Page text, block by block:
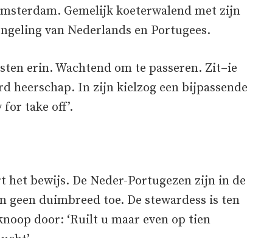
Gemelijk koeterwalend met zijn
van Nederlands en Portugees.
erin. Wachtend om te passeren. Zit–ie
heerschap. In zijn kielzog een bijpassende
for take off’.
bewijs. De Neder-Portugezen zijn in de
duimbreed toe. De stewardess is ten
door: ‘Ruilt u maar even op tien